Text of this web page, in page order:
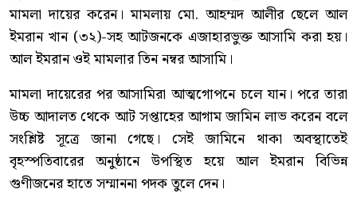
মামলা দায়ের করেন। মামলায় মো. আহম্মদ আলীর ছেলে আল
ইমরান খান (৩২)-সহ আটজনকে এজাহারভুক্ত আসামি করা হয়।
আল ইমরান ওই মামলার তিন নম্বর আসামি।
মামলা দায়েরের পর আসামিরা আত্মগোপনে চলে যান। পরে তারা
উচ্চ আদালত থেকে আট সপ্তাহের আগাম জামিন লাভ করেন বলে
সংশ্লিষ্ট সূত্রে জানা গেছে। সেই জামিনে থাকা অবস্থাতেই
বৃহস্পতিবারের অনুষ্ঠানে উপস্থিত হয়ে আল ইমরান বিভিন্ন
গুণীজনের হাতে সম্মাননা পদক তুলে দেন।